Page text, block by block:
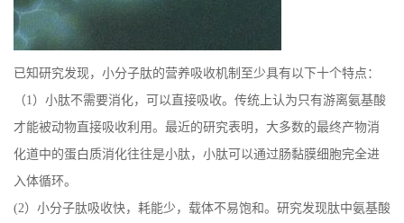
已知研究发现，小分子肽的营养吸收机制至少具有以下十个特点：
（1）小肽不需要消化，可以直接吸收。传统上认为只有游离氨基酸
才能被动物直接吸收利用。最近的研究表明，大多数的最终产物消
化道中的蛋白质消化往往是小肽，小肽可以通过肠黏膜细胞完全进
入体循环。
(2）小分子肽吸收快，耗能少，载体不易饱和。研究发现肽中氨基酸